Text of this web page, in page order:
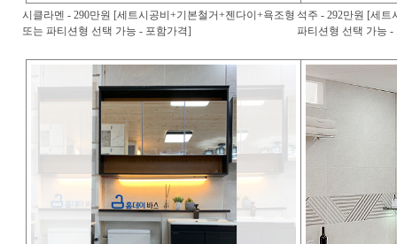
시클라멘 - 290만원 [세트시공비+기본철거+젠다이+욕조형
또는 파티션형 선택 가능 - 포함가격]
석주 - 292만원 [세
파티션형 선택 가능 -